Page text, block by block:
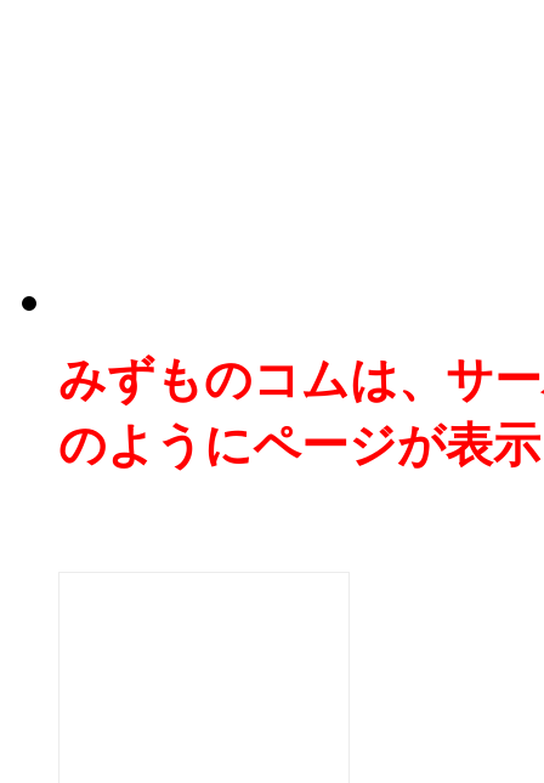
みずものコムは、サ
のようにページが表